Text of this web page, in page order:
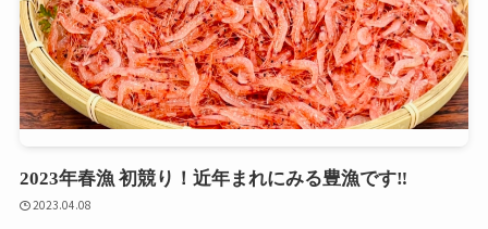
2023年春漁 初競り！近年まれにみる豊漁です‼
2023.04.08